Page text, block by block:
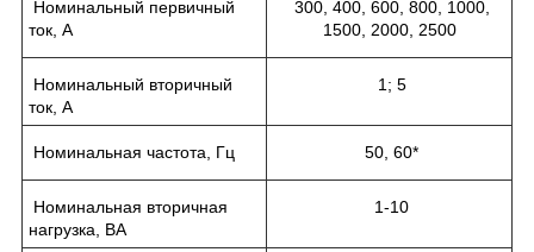
Номинальный первичный
ток, А
300, 400, 600, 800, 1000,
1500, 2000, 2500
Номинальный вторичный
ток, А
1; 5
Номинальная частота, Гц 50, 60*
Номинальная вторичная
нагрузка, ВА
1-10